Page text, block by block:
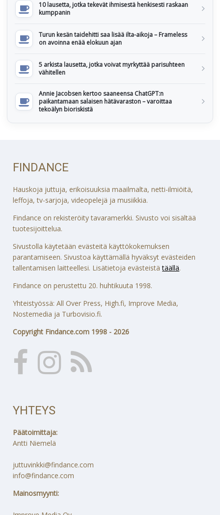
10 lausetta, jotka tekevät ihmisestä henkisesti raskaan
kumppanin
Turun kesän taidehitti saa lisää ilta-aikoja – Frameless
on avoinna enää elokuun ajan
5 arkista lausetta, jotka voivat myrkyttää parisuhteen
vähitellen
Annie Jacobsen kertoo saaneensa ChatGPT:n
paikantamaan salaisen hätävaraston – varoittaa
tekoälyn bioriskistä
FINDANCE
Hauskoja juttuja, erikoisuuksia maailmalta, netti-ilmiöitä,
leffoja, tv-sarjoja, videopelejä ja musiikkia.
Findance on rekisteröity tavaramerkki. Sivusto voi sisältää
tuotesijoittelua.
Sivustolla käytetään evästeitä käyttökokemuksen
parantamiseen. Sivustoa käyttämällä hyväksyt evästeiden
tallentamisen laitteellesi. Lisätietoja evästeistätäällä.
Findance on perustettu 20. huhtikuuta 1998.
Yhteistyössä: All Over Press, High.fi, Improve Media,
Nostemedia ja Turbovisio.fi.
Copyright Findance.com 1998 - 2026
YHTEYS
Päätoimittaja:
Antti Niemelä
juttuvinkki@findance.com
info@findance.com
Mainosmyynti: